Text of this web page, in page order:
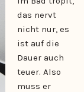
das nervt
nicht nur, es
ist auf die
Dauer auch
teuer. Also
muss er